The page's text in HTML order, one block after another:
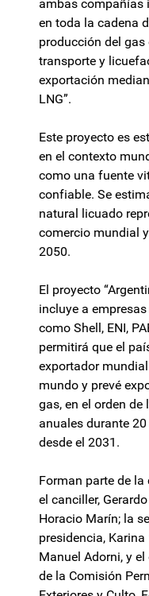
ambas compañías
en toda la cadena
producción del gas
transporte y
exportación
LNG”.
Este proyecto es
en el contexto
como una fuente
confiable. Se
natural licuado
comercio mundial
2050.
El proyecto
incluye a
como Shell, ENI,
permitirá que el
exportador
mundo y prevé
gas, en el orden
anuales durante
desde el 2031.
Forman parte de
el canciller,
Horacio Marín; la
presidencia,
Manuel Adorni, y
de la Comisión